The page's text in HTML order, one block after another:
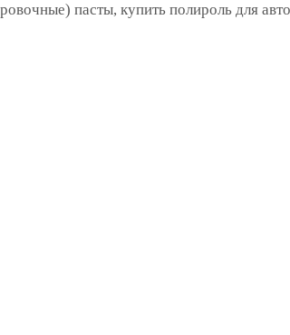
пасты, купить полироль для